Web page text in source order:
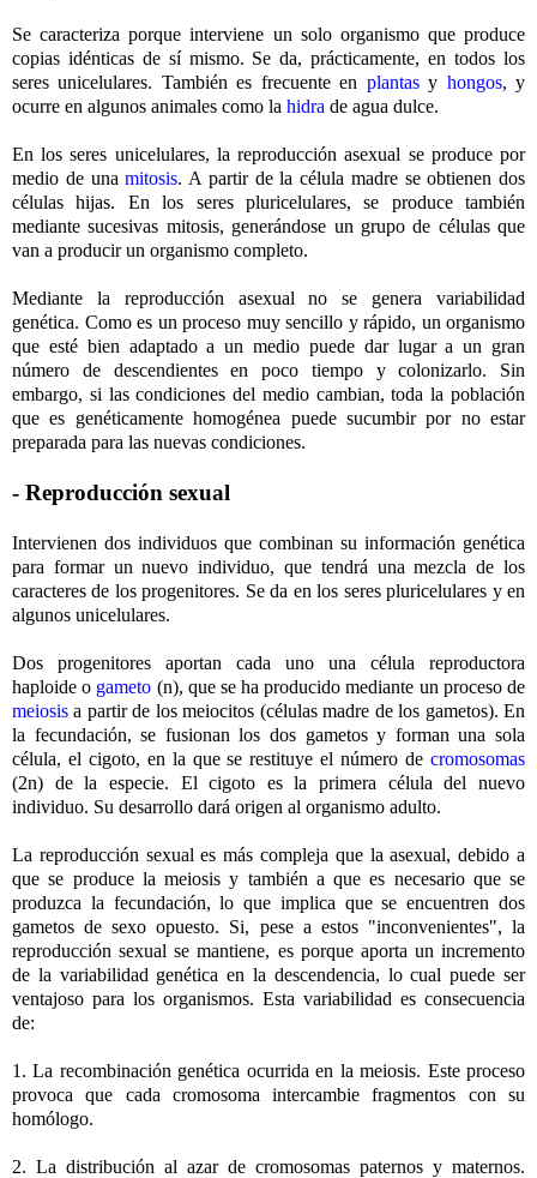
Se caracteriza porque interviene un solo organismo que produce
copias idénticas de sí mismo. Se da, prácticamente, en todos los
seres unicelulares. También es frecuente en plantasy hongos, y
ocurre en algunos animales como la hidra de agua dulce.
En los seres unicelulares, la reproducción asexual se produce por
medio de unamitosis. A partir de la célula madre se obtienen dos
células hijas. En los seres pluricelulares, se produce también
mediante sucesivas mitosis, generándose un grupo de células que
van a producir un organismo completo.
Mediante la reproducción asexual no se genera variabilidad
genética. Como es un proceso muy sencillo y rápido, un organismo
que esté bien adaptado a un medio puede dar lugar a un gran
número de descendientes en poco tiempo y colonizarlo. Sin
embargo, si las condiciones del medio cambian, toda la población
que es genéticamente homogénea puede sucumbir por no estar
preparada para las nuevas condiciones.
- Reproducción sexual
Intervienen dos individuos que combinan su información genética
para formar un nuevo individuo, que tendrá una mezcla de los
caracteres de los progenitores. Se da en los seres pluricelulares y en
algunos unicelulares.
Dos progenitores aportan cada uno una célula reproductora
haploide o gameto (n), que se ha producido mediante un proceso de
meiosis a partir de los meiocitos (células madre de los gametos). En
la fecundación, se fusionan los dos gametos y forman una sola
célula, el cigoto, en la que se restituye el número de cromosomas
(2n) de la especie. El cigoto es la primera célula del nuevo
individuo. Su desarrollo dará origen al organismo adulto.
La reproducción sexual es más compleja que la asexual, debido a
que se produce la meiosis y también a que es necesario que se
produzca la fecundación, lo que implica que se encuentren dos
gametos de sexo opuesto. Si, pese a estos "inconvenientes", la
reproducción sexual se mantiene, es porque aporta un incremento
de la variabilidad genética en la descendencia, lo cual puede ser
ventajoso para los organismos. Esta variabilidad es consecuencia
de:
1. La recombinación genética ocurrida en la meiosis. Este proceso
provoca que cada cromosoma intercambie fragmentos con su
homólogo.
2. La distribución al azar de cromosomas paternos y maternos.